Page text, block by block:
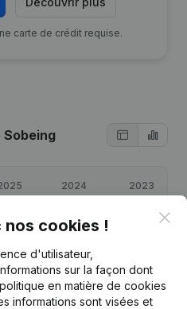
carte de crédit requise.
Sobeing
2024 2023
893 €10 570
806 76 914 66 344
174 €20 108 €81 184
nos cookies !
d'utilisateur,
sur la façon dont
en matière de cookies
informations sont visées et